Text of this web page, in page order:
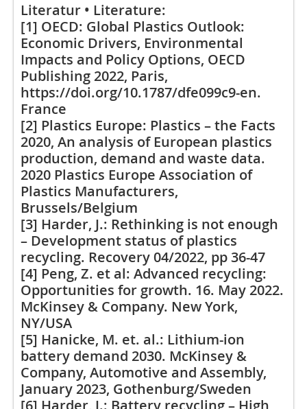
Literatur • Literature:
[1] OECD: Global Plastics Outlook:
Economic Drivers, Environmental
Impacts and Policy Options, OECD
Publishing 2022, Paris,
https://doi.org/10.1787/dfe099c9-en.
France
[2] Plastics Europe: Plastics – the Facts
2020, An analysis of European plastics
production, demand and waste data.
2020 Plastics Europe Association of
Plastics Manufacturers,
Brussels/Belgium
[3] Harder, J.: Rethinking is not enough
– Development status of plastics
recycling. Recovery 04/2022, pp 36-47
[4] Peng, Z. et al: Advanced recycling:
Opportunities for growth. 16. May 2022.
McKinsey & Company. New York,
NY/USA
[5] Hanicke, M. et. al.: Lithium-ion
battery demand 2030. McKinsey &
Company, Automotive and Assembly,
January 2023, Gothenburg/Sweden